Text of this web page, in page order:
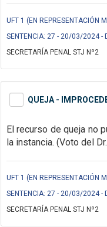
UFT 1 (EN REPRESENTACIÓN
SENTENCIA: 27 - 20/03/2024 -
SECRETARÍA PENAL STJ Nº2
QUEJA -
El recurso de queja no
la instancia. (Voto del
UFT 1 (EN REPRESENTACIÓN
SENTENCIA: 27 - 20/03/2024 -
SECRETARÍA PENAL STJ Nº2